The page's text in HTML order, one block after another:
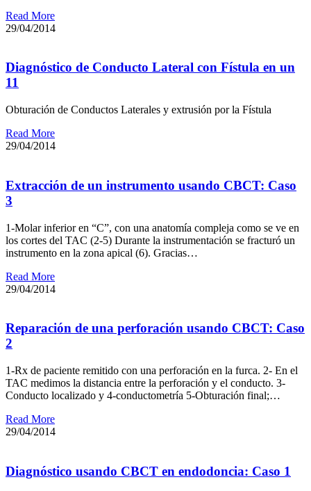
Read More
29/04/2014
Diagnóstico de Conducto Lateral con Fístula en un
11
Obturación de Conductos Laterales y extrusión por la Fístula
Read More
29/04/2014
Extracción de un instrumento usando CBCT: Caso
3
1-Molar inferior en “C”, con una anatomía compleja como se ve en
los cortes del TAC (2-5) Durante la instrumentación se fracturó un
instrumento en la zona apical (6). Gracias…
Read More
29/04/2014
Reparación de una perforación usando CBCT: Caso
2
1-Rx de paciente remitido con una perforación en la furca. 2- En el
TAC medimos la distancia entre la perforación y el conducto. 3-
Conducto localizado y 4-conductometría 5-Obturación final;…
Read More
29/04/2014
Diagnóstico usando CBCT en endodoncia: Caso 1